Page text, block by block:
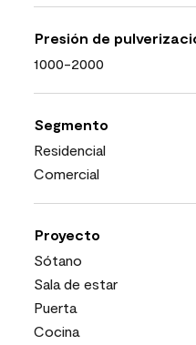
Presión de
1000-2000
Segmento
Residencial
Comercial
Proyecto
Sótano
Sala de estar
Puerta
Cocina